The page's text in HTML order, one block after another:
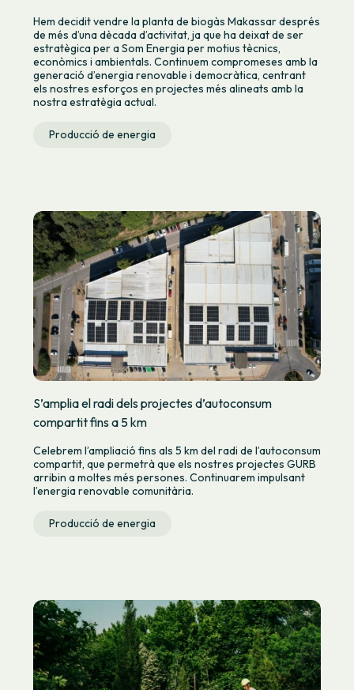
Hem decidit vendre la planta de biogàs Makassar després
de més d’una dècada d’activitat, ja que ha deixat de ser
estratègica per a Som Energia per motius tècnics,
econòmics i ambientals. Continuem compromeses amb la
generació d’energia renovable i democràtica, centrant
els nostres esforços en projectes més alineats amb la
nostra estratègia actual.
Producció de energia
S’amplia el radi dels projectes d’autoconsum
compartit fins a 5 km
Celebrem l’ampliació fins als 5 km del radi de l’autoconsum
compartit, que permetrà que els nostres projectes GURB
arribin a moltes més persones. Continuarem impulsant
l’energia renovable comunitària.
Producció de energia